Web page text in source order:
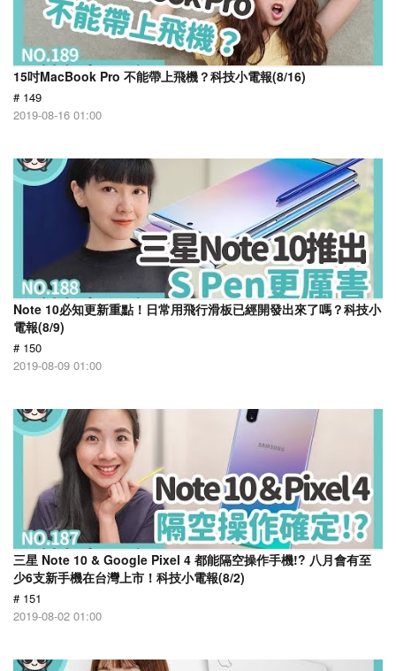
15吋MacBook Pro 不能帶上飛機？科技小電報(8/16)
# 149
2019-08-16 01:00
Note 10必知更新重點！日常用飛行滑板已經開發出來了嗎？科技小
電報(8/9)
# 150
2019-08-09 01:00
三星 Note 10 & Google Pixel 4 都能隔空操作手機!? 八月會有至
少6支新手機在台灣上市！科技小電報(8/2)
# 151
2019-08-02 01:00